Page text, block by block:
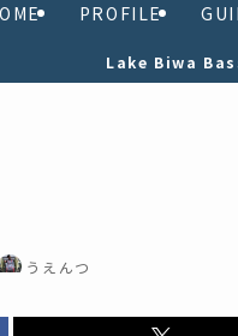
PROFILE
Lake Biwa
うえんつ